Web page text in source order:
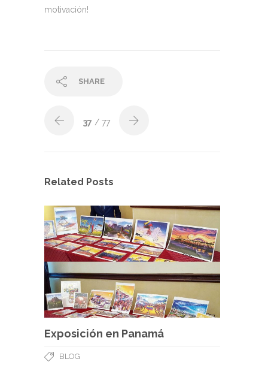
motivación!
SHARE
37 / 77
Related Posts
Exposición en Panamá
BLOG